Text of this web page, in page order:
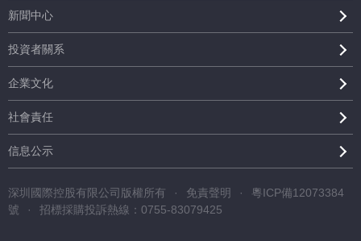
新聞中心
投資者關系
企業文化
社會責任
信息公示
深圳國際控股有限公司版權所有 · 免責聲明 ·
粵ICP備12073384
號
· 招標採購投訴熱線：0755-83079425